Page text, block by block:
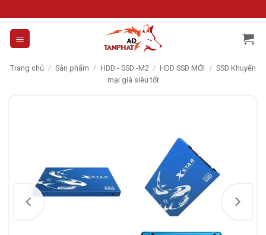
to
content
Trang chủ / Sản phẩm / HDD - SSD -M2 / HDD SSD MỚI / SSD Khuyến
mại giá siêu tốt